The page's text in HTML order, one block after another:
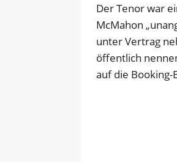
Der Tenor war
McMahon
unter Vertrag
öffentlich
auf die Booking-